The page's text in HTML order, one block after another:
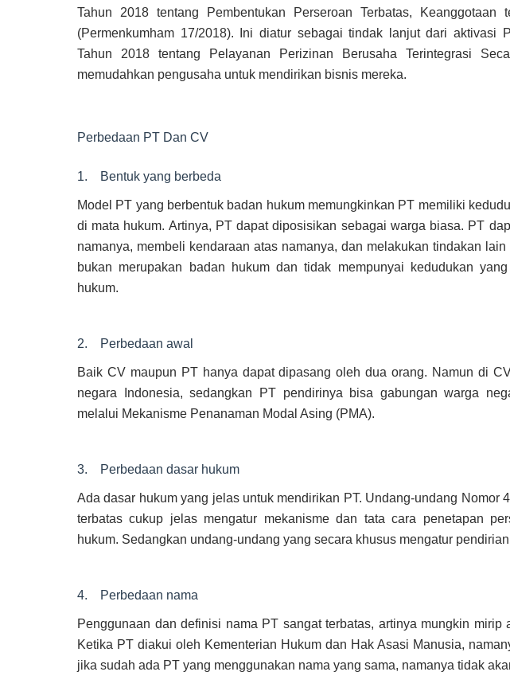
Tahun 2018 tentang Pembentukan Perseroan Terbatas, Keanggotaan
(Permenkumham 17/2018). Ini diatur sebagai tindak lanjut dari aktivasi
Tahun 2018 tentang Pelayanan Perizinan Berusaha Terintegrasi
memudahkan pengusaha untuk mendirikan bisnis mereka.
Perbedaan PT Dan CV
1. Bentuk yang berbeda
Model PT yang berbentuk badan hukum memungkinkan PT memiliki
di mata hukum. Artinya, PT dapat diposisikan sebagai warga biasa. PT
namanya, membeli kendaraan atas namanya, dan melakukan tindakan
bukan merupakan badan hukum dan tidak mempunyai kedudukan
hukum.
2. Perbedaan awal
Baik CV maupun PT hanya dapat dipasang oleh dua orang. Namun di
negara Indonesia, sedangkan PT pendirinya bisa gabungan warga
melalui Mekanisme Penanaman Modal Asing (PMA).
3. Perbedaan dasar hukum
Ada dasar hukum yang jelas untuk mendirikan PT. Undang-undang Nomor
terbatas cukup jelas mengatur mekanisme dan tata cara penetapan
hukum. Sedangkan undang-undang yang secara khusus mengatur
4. Perbedaan nama
Penggunaan dan definisi nama PT sangat terbatas, artinya mungkin mirip
Ketika PT diakui oleh Kementerian Hukum dan Hak Asasi Manusia,
jika sudah ada PT yang menggunakan nama yang sama, namanya tidak